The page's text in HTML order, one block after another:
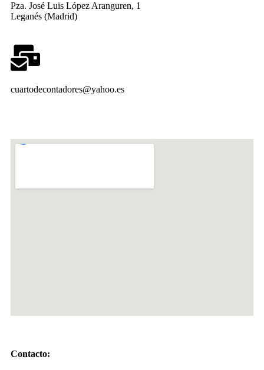
Pza. José Luis López Aranguren, 1
Leganés (Madrid)
cuartodecontadores@yahoo.es
Contacto: